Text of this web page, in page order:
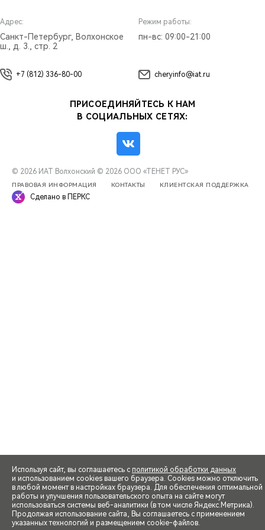
Адрес:
Санкт-Петербург, Волхонское
ш., д. 3., стр. 2
Режим работы:
пн-вс: 09:00-21:00
+7 (812) 336-80-00 cheryinfo@iat.ru
ПРИСОЕДИНЯЙТЕСЬ К НАМ
В СОЦИАЛЬНЫХ СЕТЯХ:
© 2026 ИАТ Волхонский © 2026 ООО «ТЕНЕТ РУС»
ПРАВОВАЯ ИНФОРМАЦИЯ КОНТАКТЫ КЛИЕНТСКАЯ ПОДДЕРЖКА
Сделано в ПЕРКС
Используя сайт, вы соглашаетесь с политикой обработки данных
и использованием cookies вашего браузера. Cookies можно отключить
в любой момент в настройках браузера. Для обеспечения оптимальной
работы и улучшения пользовательского опыта на сайте могут
использоваться системы веб-аналитики (в том числе Яндекс.Метрика).
Продолжая использование сайта, Вы соглашаетесь с применением
указанных технологий и размещением cookie-файлов.